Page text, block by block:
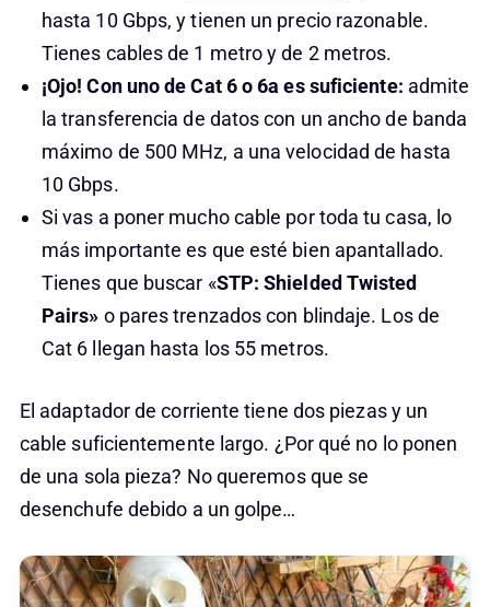
hasta 10 Gbps, y tienen un precio razonable.
Tienes cables de 1 metro y de 2 metros.
¡Ojo! Con uno de Cat 6 o 6a es suficiente: admite
la transferencia de datos con un ancho de banda
máximo de 500 MHz, a una velocidad de hasta
10 Gbps.
Si vas a poner mucho cable por toda tu casa, lo
más importante es que esté bien apantallado.
Tienes que buscar «STP: Shielded Twisted
Pairs» o pares trenzados con blindaje. Los de
Cat 6 llegan hasta los 55 metros.
El adaptador de corriente tiene dos piezas y un
cable suficientemente largo. ¿Por qué no lo ponen
de una sola pieza? No queremos que se
desenchufe debido a un golpe…